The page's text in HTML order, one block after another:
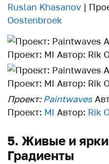
Ruslan Khasanov |
Oostenbroek
Проект: Paintwaves
Проект: MI Автор: Rik
5. Живые и
Градиенты